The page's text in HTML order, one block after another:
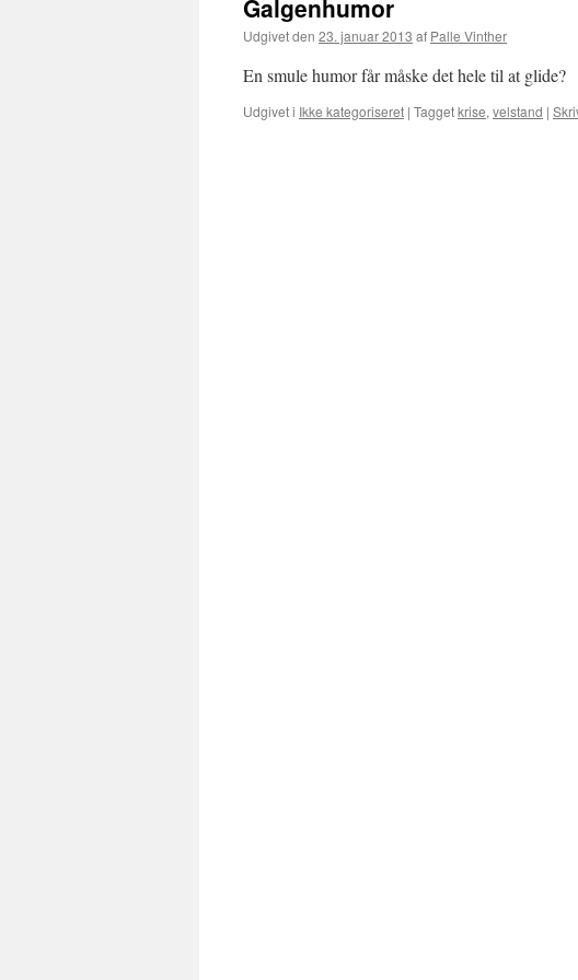
Galgenhumor
Udgivet den 23. januar 2013 af Palle Vinther
En smule humor får måske det hele til at glide?
Udgivet i Ikke kategoriseret | Taggetkrise, velstand |